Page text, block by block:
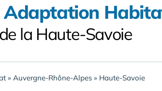
Adaptation
la Haute-Savoie
» Auvergne-Rhône-Alpes » Haute-Savoie